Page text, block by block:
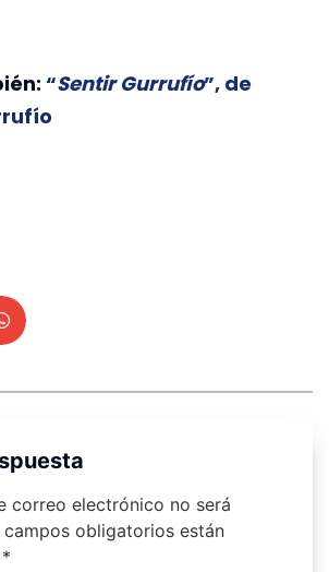
“Sentir Gurrufío”, de
correo electrónico no será
campos obligatorios están
*